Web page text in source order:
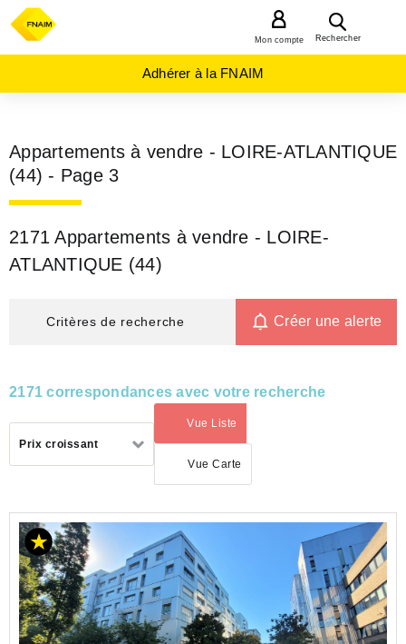
Rechercher
Mon compte
Adhérer à la FNAIM
Appartements à vendre - LOIRE-ATLANTIQUE
(44) - Page 3
2171 Appartements à vendre - LOIRE-
ATLANTIQUE (44)
Critères de recherche Créer une alerte
2171 correspondances avec votre recherche
Prix croissant
Vue Liste
(activé)
Vue Carte
ACHAT
APPARTEMENT
PAYS-
DE-
LA-
LOIRE
LOIRE-
ATLANTIQUE
(44)